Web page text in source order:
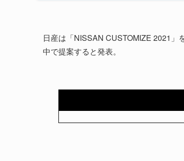
日産は「NISSAN CUSTOMIZE 2021
中で提案すると発表。